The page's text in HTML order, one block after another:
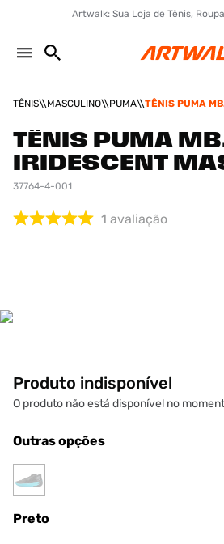
Artwalk: Sua Loja de Tênis,
TÊNIS MASCULINO PUMA
TÊNIS PUMA
TÊNIS PUMA
IRIDESCENT
37764-4-001
1 avaliação
Produto indisponível
O produto não está disponível no
Outras opções
Preto